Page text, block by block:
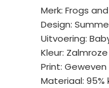
Merk: Frogs
Design:
Uitvoering:
Kleur: Zalmroze
Print:
Materiaal: 95%